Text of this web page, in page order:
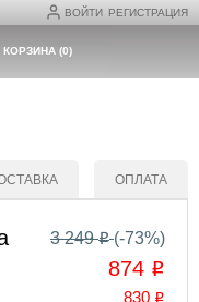
ВОЙТИ РЕГИСТРАЦИЯ
КОРЗИНА(0)
ОПЛАТА
3 249o (-73%)
874 o
830